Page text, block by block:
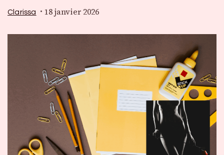
Clarissa 18 janvier 2026